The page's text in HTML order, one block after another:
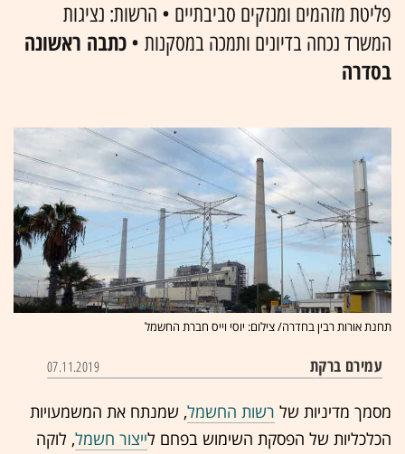
פליטת מזהמים ומנזקים סביבתיים • הרשות: נציגות
המשרד נכחה בדיונים ותמכה במסקנות • כתבה ראשונה
בסדרה
תחנת אורות רבין בחדרה/ צילום: יוסי וייס חברת החשמל
עמירם ברקת 07.11.2019
מסמך מדיניות של רשות החשמל, שמנתח את המשמעויות
הכלכליות של הפסקת השימוש בפחם לייצור חשמל, לוקה